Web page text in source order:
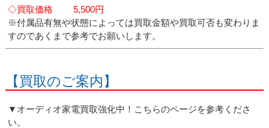
◇買取価格 5,500円
※付属品有無や状態によっては買取金額や買取可否も変わりま
すのであくまで参考でお願いします。
【買取のご案内】
▼オーディオ家電買取強化中！こちらのページを参考くださ
い。